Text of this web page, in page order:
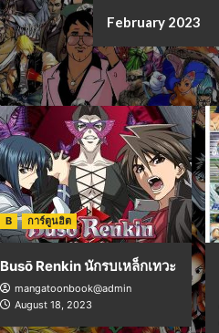
February 2023
B การ์ตูนฮิต
Busō Renkin นักรบเหล็กเทวะ
mangatoonbook@admin
August 18, 2023